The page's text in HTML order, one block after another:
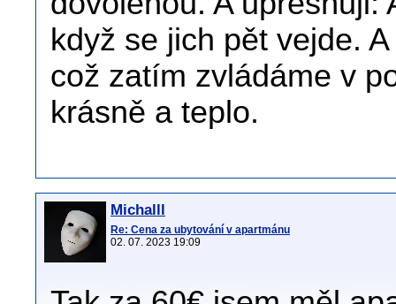
když se jich pět vejde.
což zatím zvládáme v
krásně a teplo.
Michalll
Re: Cena za ubytování v apartmánu
02. 07. 2023 19:09